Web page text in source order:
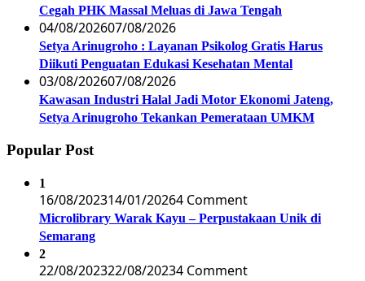
Cegah PHK Massal Meluas di Jawa Tengah
04/08/202607/08/2026
Setya Arinugroho : Layanan Psikolog Gratis Harus
Diikuti Penguatan Edukasi Kesehatan Mental
03/08/202607/08/2026
Kawasan Industri Halal Jadi Motor Ekonomi Jateng,
Setya Arinugroho Tekankan Pemerataan UMKM
Popular Post
1
16/08/202314/01/20264 Comment
Microlibrary Warak Kayu – Perpustakaan Unik di
Semarang
2
22/08/202322/08/20234 Comment